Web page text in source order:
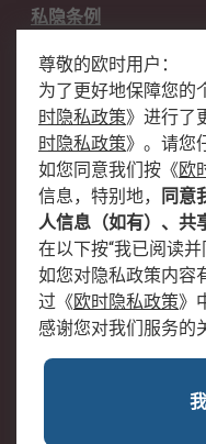
私隐条例
关于欧时
欧时销售条款
企业集团
关于我们
加入我们
沪公网
尊敬的欧时用户：
为了更好地保障您的
时隐私政策》 进行了
时隐私政策》 。请您
如您同意我们按 《欧
信息，特别地，
同意
人信息（如有）、共
在以下按“我已阅读并
如您对隐私政策内容
过 《欧时隐私政策》
感谢您对我们服务的